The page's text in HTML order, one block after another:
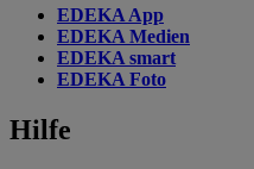
EDEKA App
EDEKA Medien
EDEKA smart
EDEKA Foto
Hilfe